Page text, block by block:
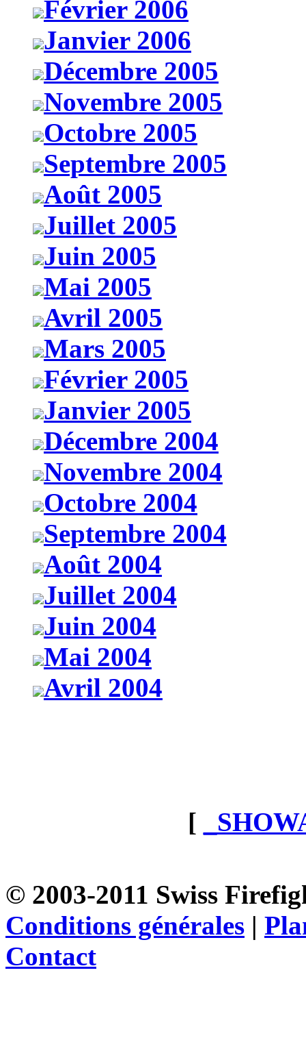
Février 2006
Janvier 2006
Décembre 2005
Novembre 2005
Octobre 2005
Septembre 2005
Août 2005
Juillet 2005
Juin 2005
Mai 2005
Avril 2005
Mars 2005
Février 2005
Janvier 2005
Décembre 2004
Novembre 2004
Octobre 2004
Septembre 2004
Août 2004
Juillet 2004
Juin 2004
Mai 2004
Avril 2004
[
© 2003-2011 Swiss
Conditions générales |
Contact